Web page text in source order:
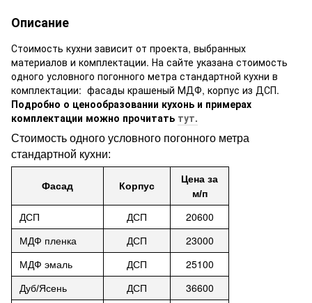
Описание
Стоимость кухни зависит от проекта, выбранных
материалов и комплектации. На сайте указана стоимость
одного условного погонного метра стандартной кухни в
комплектации: фасады крашеный МДФ, корпус из ДСП.
Подробно о ценообразовании кухонь и примерах
комплектации можно прочитать тут.
Стоимость одного условного погонного метра
стандартной кухни:
Фасад Корпус
Цена за
м/п
ДСП ДСП 20600
МДФ пленка ДСП 23000
МДФ эмаль ДСП 25100
Дуб/Ясень ДСП 36600